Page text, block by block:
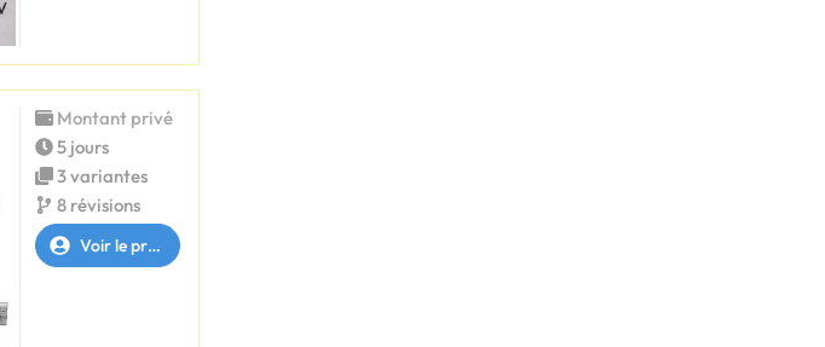
Montant privé
5 jours
3 variantes
8 révisions
Voir le profil